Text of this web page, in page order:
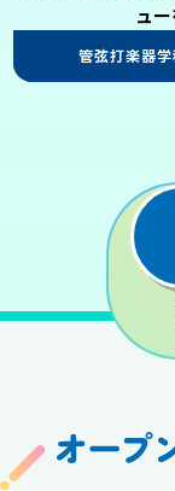
ュ
ヴォーカル学
アレンジ・作曲
ミュージカル
パフォーミングア
演出・制作専
パフォーミングア
エンタテインメン
管弦打楽器学